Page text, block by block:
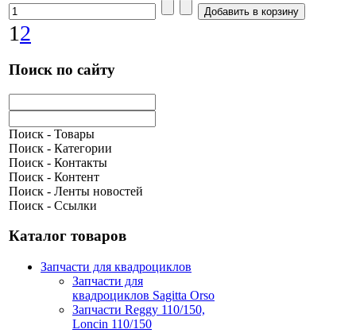
12
Поиск по сайту
Поиск - Товары
Поиск - Категории
Поиск - Контакты
Поиск - Контент
Поиск - Ленты новостей
Поиск - Ссылки
Каталог товаров
Запчасти для квадроциклов
Запчасти для
квадроциклов Sagitta Orso
Запчасти Reggy 110/150,
Loncin 110/150